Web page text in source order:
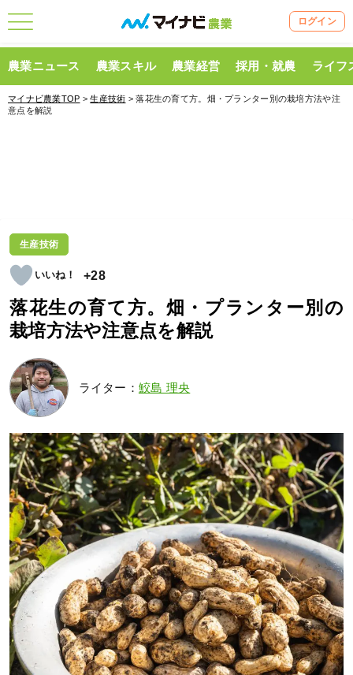
ログイン
農業ニュース 農業スキル 農業経営 採用・就農 ライフ
マイナビ農業TOP >生産技術 > 落花生の育て方。畑・プランター別の栽培方法や注
意点を解説
生産技術
+28
落花生の育て方。畑・プランター別の
栽培方法や注意点を解説
ライター： 鮫島 理央